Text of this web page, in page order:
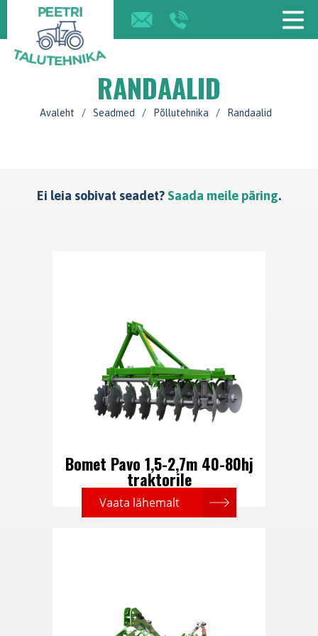
RANDAALID
Avaleht / Seadmed / Põllutehnika / Randaalid
Ei leia sobivat seadet?Saada meile päring.
Bomet Pavo 1,5-2,7m 40-80hj
traktorile
Vaata lähemalt